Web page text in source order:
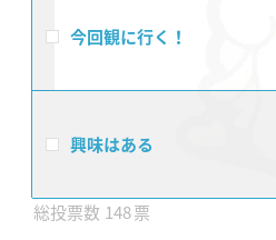
今回観に行く！
興味はある
148